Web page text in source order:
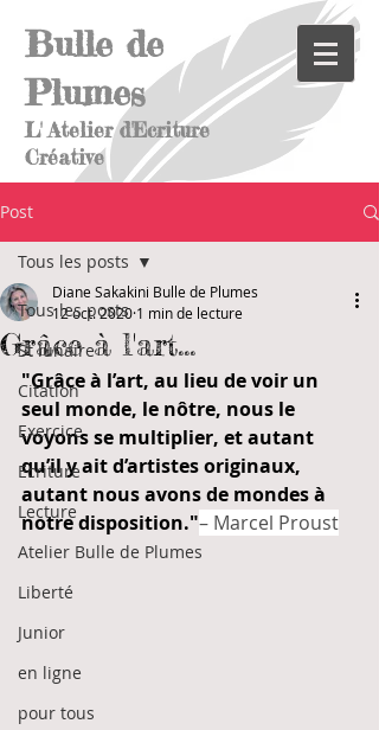
Bulle de
Plumes
L' Atelier d'Ecriture
Créative
Post
Tous les posts
St lunaire
Citation
Exercice
Ecriture
Lecture
Atelier Bulle de Plumes
Liberté
Junior
en ligne
pour tous
Tous les posts
Grâce à l'art...
Diane Sakakini Bulle de Plumes
12 oct. 2020 1 min de lecture
"Grâce à l’art, au lieu de voir un
seul monde, le nôtre, nous le
voyons se multiplier, et autant
qu’il y ait d’artistes originaux,
autant nous avons de mondes à
notre disposition."– Marcel Proust